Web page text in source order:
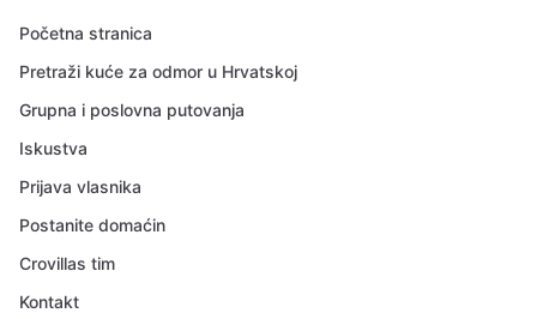
Početna stranica
Pretraži kuće za odmor u Hrvatskoj
Grupna i poslovna putovanja
Iskustva
Prijava vlasnika
Postanite domaćin
Crovillas tim
Kontakt